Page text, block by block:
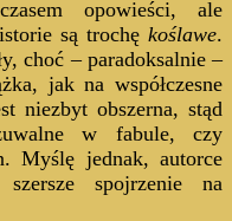
opowieści, ale
są trochę koślawe.
choć – paradoksalnie –
jak na współczesne
niezbyt obszerna, stąd
w fabule, czy
Myślę jednak, autorce
spojrzenie na